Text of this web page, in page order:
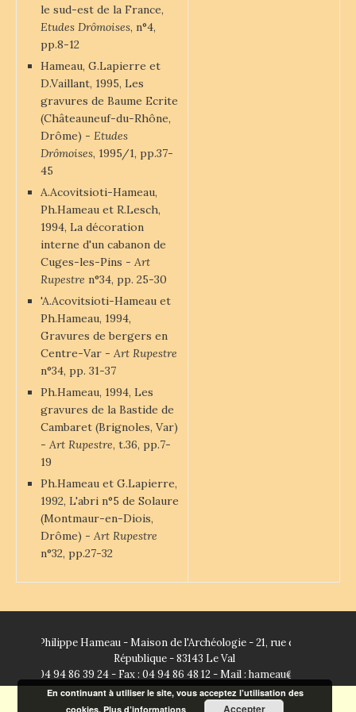
le sud-est de la France,
Etudes Drômoises, n°4,
pp.8-12
Hameau, G.Lapierre et
D.Vaillant, 1995, Les
gravures de Baume Ecrite
(Châteauneuf-du-Rhône,
Drôme) - Etudes
Drômoises, 1995/1, pp.37-
45
A.Acovitsioti-Hameau,
Ph.Hameau et R.Lesch,
1994, La décoration
interne d'un cabanon de
Cuges-les-Pins - Art
Rupestre n°34, pp. 25-30
'A.Acovitsioti-Hameau et
Ph.Hameau, 1994,
Gravures de bergers en
Centre-Var - Art Rupestre
n°34, pp. 31-37
Ph.Hameau, 1994, Les
gravures de la Bastide de
Cambaret (Brignoles, Var)
- Art Rupestre, t.36, pp.7-
19
Ph.Hameau et G.Lapierre,
1992, L'abri n°5 de Solaure
(Montmaur-en-Diois,
Drôme) - Art Rupestre
n°32, pp.27-32
Philippe Hameau - Maison de l'Archéologie - 21, rue de la
République - 83143 Le Val
Tel : 04 94 86 39 24 - Fax : 04 94 86 48 12 - Mail :hameau@unice.fr
En continuant à utiliser le site, vous acceptez l’utilisation des
cookies.Plus d’informations Accepter